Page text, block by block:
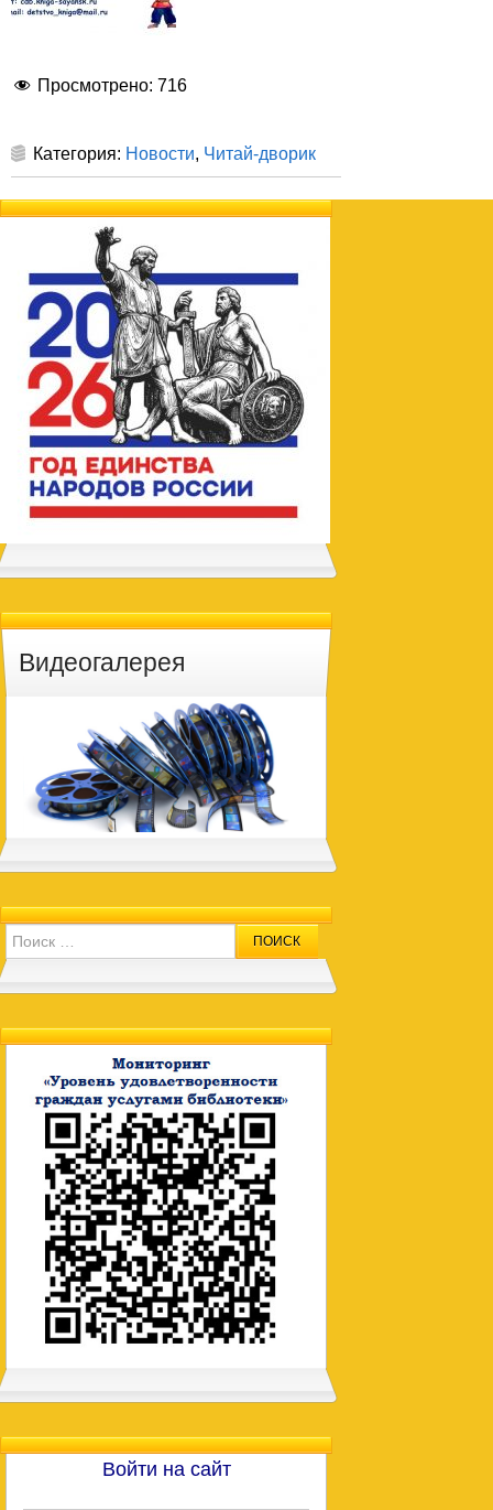
Просмотрено: 716
Категория: Новости, Читай-дворик
Видеогалерея
Search for:
Войти на сайт